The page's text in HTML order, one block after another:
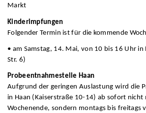
Markt
Kinderimpfungen
Folgender Termin ist für die kommende
• am Samstag, 14. Mai, von 10 bis 16 Uhr
Str. 6)
Probeentnahmestelle Haan
Aufgrund der geringen Auslastung wird die
in Haan (Kaiserstraße 10-14) ab sofort nicht
Wochenende, sondern montags bis freitags